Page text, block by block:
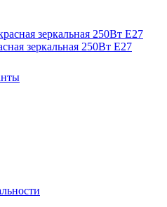
зеркальная 250Вт E27